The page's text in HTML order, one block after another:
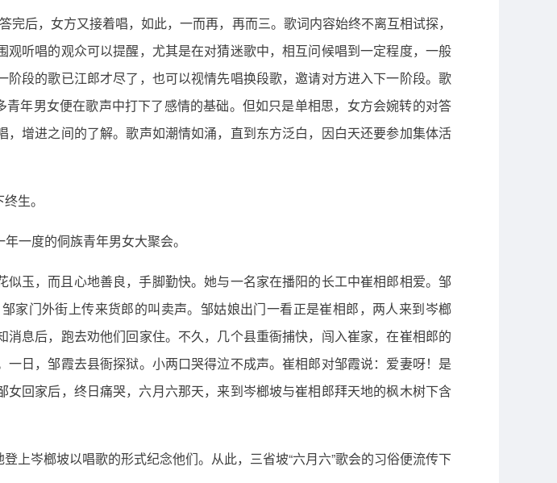
后，女方又接着唱，如此，一而再，再而三。歌词内容始终不离互相试探，
听唱的观众可以提醒，尤其是在对猜迷歌中，相互问候唱到一定程度，一般
段的歌已江郎才尽了，也可以视情先唱换段歌，邀请对方进入下一阶段。歌
年男女便在歌声中打下了感情的基础。但如只是单相思，女方会婉转的对答
增进之间的了解。歌声如潮情如涌，直到东方泛白，因白天还要参加集体活
生。
一度的侗族青年男女大聚会。
玉，而且心地善良，手脚勤快。她与一名家在播阳的长工中崔相郎相爱。邹
家门外街上传来货郎的叫卖声。邹姑娘出门一看正是崔相郎，两人来到岑榔
息后，跑去劝他们回家住。不久，几个县重衙捕快，闯入崔家，在崔相郎的
日，邹霞去县衙探狱。小两口哭得泣不成声。崔相郎对邹霞说：爱妻呀！是
回家后，终日痛哭，六月六那天，来到岑榔坡与崔相郎拜天地的枫木树下含
上岑榔坡以唱歌的形式纪念他们。从此，三省坡“六月六”歌会的习俗便流传下